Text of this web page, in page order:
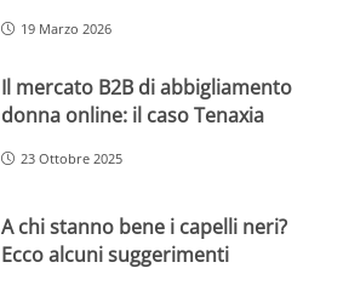
19 Marzo 2026
Il mercato B2B di abbigliamento
donna online: il caso Tenaxia
23 Ottobre 2025
A chi stanno bene i capelli neri?
Ecco alcuni suggerimenti